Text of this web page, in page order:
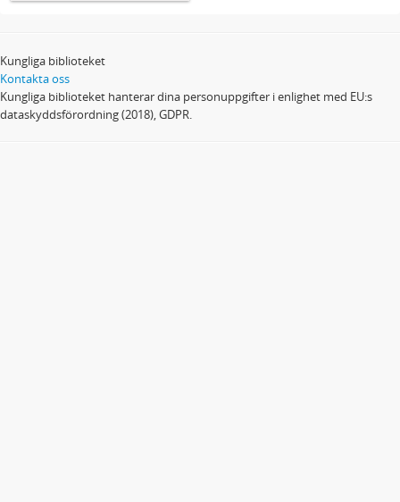
Kungliga biblioteket
Kontakta oss
Kungliga biblioteket hanterar dina personuppgifter i enlighet med EU:s
dataskyddsförordning (2018), GDPR.